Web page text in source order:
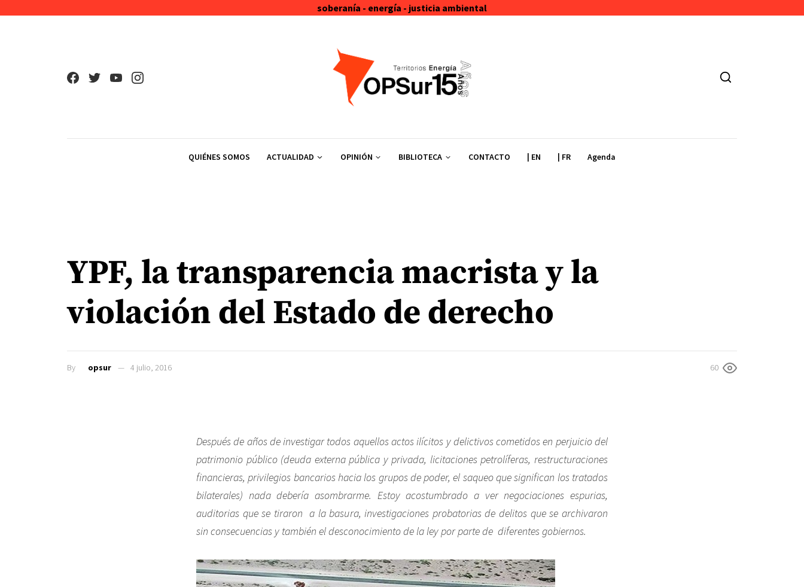
soberanía - energía - justicia ambiental
QUIÉNES SOMOS ACTUALIDAD OPINIÓN BIBLIOTECA CONTACTO | EN | FR Agenda
YPF, la transparencia macrista y la
violación del Estado de derecho
By opsur 4 julio, 2016 60
Después de años de investigar todos aquellos actos ilícitos y delictivos cometidos en perjuicio del
patrimonio público (deuda externa pública y privada, licitaciones petrolíferas, restructuraciones
financieras, privilegios bancarios hacia los grupos de poder, el saqueo que significan los tratados
bilaterales) nada debería asombrarme. Estoy acostumbrado a ver negociaciones espurias,
auditorias que se tiraron a la basura, investigaciones probatorias de delitos que se archivaron
sin consecuencias y también el desconocimiento de la ley por parte de diferentes gobiernos.